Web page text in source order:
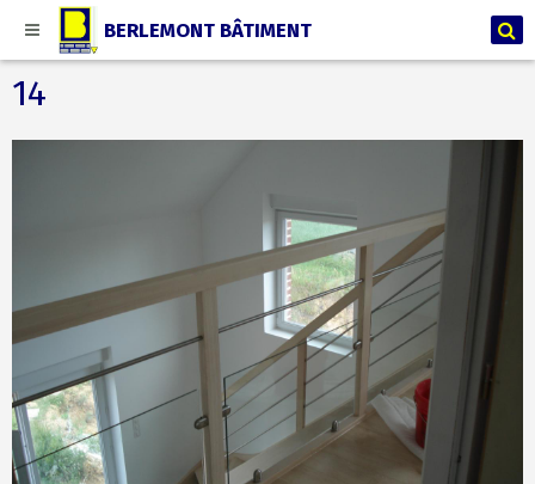
BERLEMONT BÂTIMENT
14